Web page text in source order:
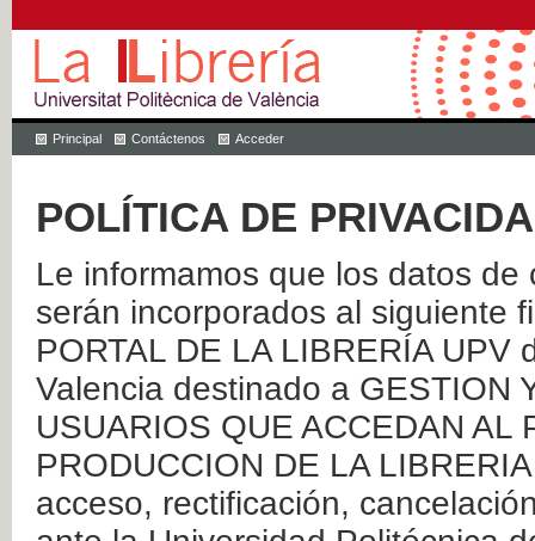
Principal Contáctenos Acceder
POLÍTICA DE
Le informamos que los datos
serán incorporados al siguiente
PORTAL DE LA LIBRERÍA
Valencia destinado a GESTION
USUARIOS QUE ACCEDAN AL
PRODUCCION DE LA
acceso, rectificación,